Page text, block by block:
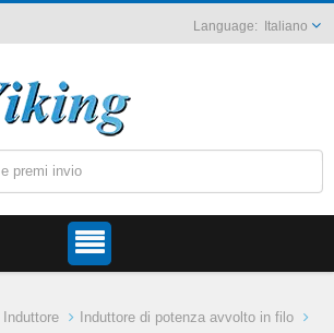
Italiano
Induttore
Induttore di potenza avvolto in filo